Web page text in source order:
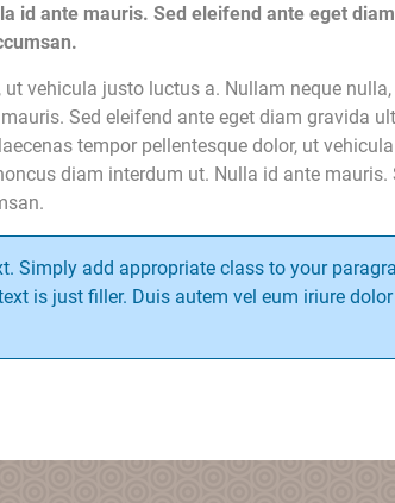
id ante mauris. Sed eleifend ante eget
vehicula justo luctus a. Nullam neque
Sed eleifend ante eget diam gravida
tempor pellentesque dolor, ut
diam interdum ut. Nulla id ante
Simply add appropriate class to your
is just filler. Duis autem vel eum iriure